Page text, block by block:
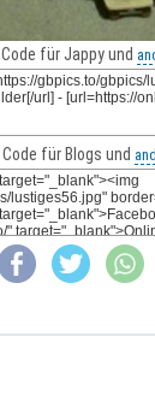
Code für Jappy und
Code für Blogs und